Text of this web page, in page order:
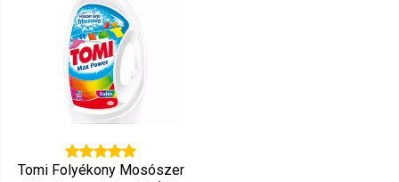
Tomi Folyékony Mosószer